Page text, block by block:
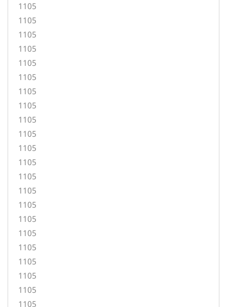
1105
1105
1105
1105
1105
1105
1105
1105
1105
1105
1105
1105
1105
1105
1105
1105
1105
1105
1105
1105
1105
1105